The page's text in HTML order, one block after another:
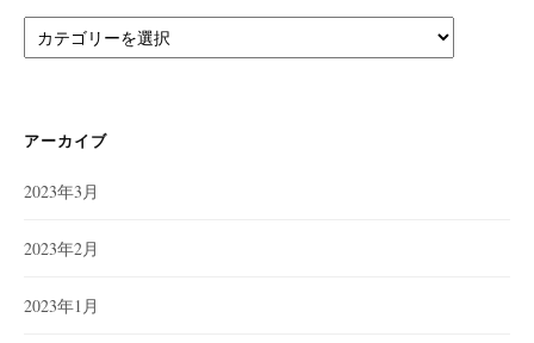
テ
ー
アーカイブ
2023年3月
2023年2月
2023年1月